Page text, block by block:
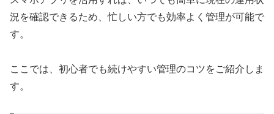
況を確認できるため、忙しい方でも効率よく管理が可能で
す。
ここでは、初心者でも続けやすい管理のコツをご紹介しま
す。